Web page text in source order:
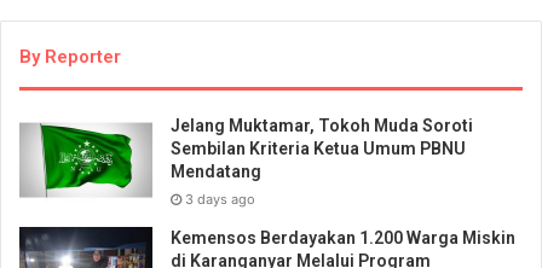
By Reporter
Jelang Muktamar, Tokoh Muda Soroti
Sembilan Kriteria Ketua Umum PBNU
Mendatang
3 days ago
Kemensos Berdayakan 1.200 Warga Miskin
di Karanganyar Melalui Program